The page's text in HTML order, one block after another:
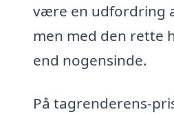
være en udfordring
men med den rette
end nogensinde.
På tagrenderens-